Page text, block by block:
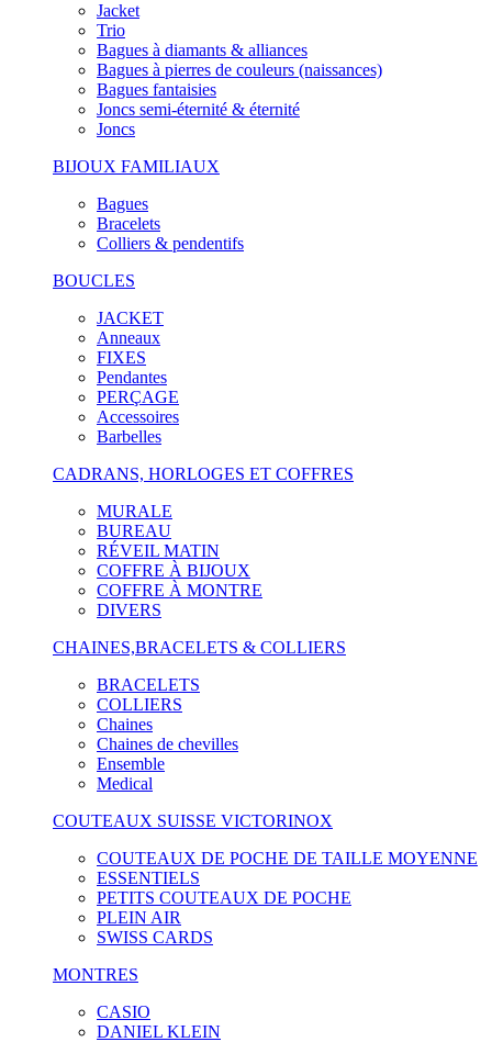
Jacket
Trio
Bagues à diamants & alliances
Bagues à pierres de couleurs (naissances)
Bagues fantaisies
Joncs semi-éternité & éternité
Joncs
BIJOUX FAMILIAUX
Bagues
Bracelets
Colliers & pendentifs
BOUCLES
JACKET
Anneaux
FIXES
Pendantes
PERÇAGE
Accessoires
Barbelles
CADRANS, HORLOGES ET COFFRES
MURALE
BUREAU
RÉVEIL MATIN
COFFRE À BIJOUX
COFFRE À MONTRE
DIVERS
CHAINES,BRACELETS & COLLIERS
BRACELETS
COLLIERS
Chaines
Chaines de chevilles
Ensemble
Medical
COUTEAUX SUISSE VICTORINOX
COUTEAUX DE POCHE DE TAILLE MOYENNE
ESSENTIELS
PETITS COUTEAUX DE POCHE
PLEIN AIR
SWISS CARDS
MONTRES
CASIO
DANIEL KLEIN